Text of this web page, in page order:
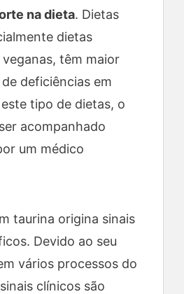
na dieta. Dietas
dietas
têm maior
deficiências em
tipo de dietas, o
acompanhado
um médico
taurina origina sinais
Devido ao seu
vários processos do
clínicos são